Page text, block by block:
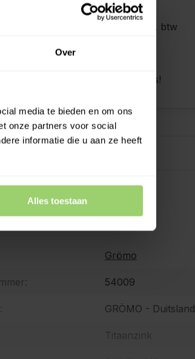
Over
media te bieden en om ons
onze partners voor social
informatie die u aan ze heeft
Alles toestaan
op zaterdag bezorgd!
verzenden vanaf €200,- excl. btw
dan 10 jaar tevreden shoppers!
Grömo
54009
GRÖMO - Duitsland
Titaanzink